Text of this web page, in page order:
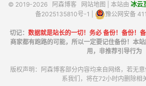
© 2019-2026 阿森博客 网站地图 | 本站由 冰云
备2025135810号-1
豫公网安备
切记： 数据就是站长的一切！务必 备份！备份！备
商家都有跑路的可能，所以一定要记住备份！本
用，非推荐引导行为
版权声明：阿森博客部分内容均来自网络，若无
系我们，将在72小时内删除相